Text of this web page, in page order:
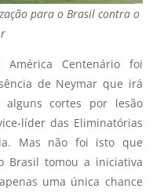
para o Brasil contra o
Centenário foi
de Neymar que irá
alguns cortes por lesão
líder das Eliminatórias
Mas não foi isto que
Brasil tomou a iniciativa
uma única chance